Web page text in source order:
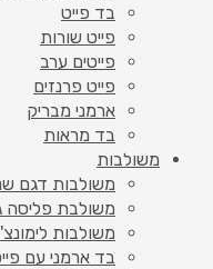
בד פייט
פייט שורות
פייטים ערב
פייט פרנזים
ארמני מבריק
בד מראות
משולבות
משולבות דגם
משולבת פליסה
משולבות לימונצ'לו
בד ארמני עם פייט